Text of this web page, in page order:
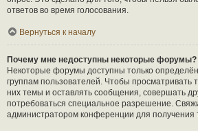
ответов во время голосования.
Вернуться к началу
Почему мне недоступны некоторые форумы?
Некоторые форумы доступны только
группам пользователей. Чтобы просматривать
них темы и оставлять сообщения, совершать
потребоваться специальное разрешение.
администратором конференции для получения